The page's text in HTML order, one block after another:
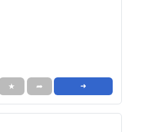
★ ➦ ➜